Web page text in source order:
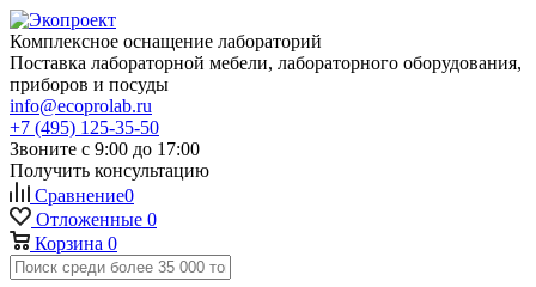
Комплексное оснащение лабораторий
Поставка лабораторной мебели, лабораторного оборудования,
приборов и посуды
info@ecoprolab.ru
+7 (495) 125-35-50
Звоните с 9:00 до 17:00
Получить консультацию
Сравнение0
Отложенные 0
Корзина 0